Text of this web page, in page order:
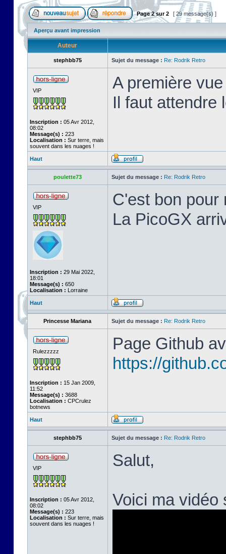
Page2sur2 [ 29 message(s) ]
Aperçu avant impression
Auteur
stephbb75 Sujet du message : Re: Rodrik Retro
VIP
Inscription : 05 Avr 2012,
08:02
Message(s) : 223
Localisation : Sur terre, mais
souvent dans les nuages !
A première
Il faut attendre
Haut
poulette73 Sujet du message : Re: Rodrik Retro
VIP
Inscription : 29 Mai 2022,
18:01
Message(s) : 650
Localisation : Lorraine
C'est bon
La PicoGX
Haut
Princesse Mariana Sujet du message : Re: Rodrik Retro
Rulezzzzz
Inscription : 15 Jan 2009,
11:52
Message(s) : 3688
Localisation : CPCrulez
botnews
Page Github
https://
Haut
stephbb75 Sujet du message : Re: Rodrik Retro
VIP
Inscription : 05 Avr 2012,
08:02
Message(s) : 223
Localisation : Sur terre, mais
souvent dans les nuages !
Salut,
Voici ma